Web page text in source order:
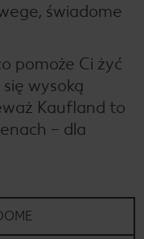
świadome
pomoże Ci żyć
wysoką
Kaufland to
– dla